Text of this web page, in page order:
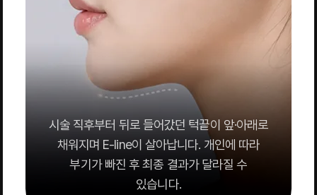
시술 직후부터 뒤로 들어갔던 턱끝이 앞·아래로
채워지며 E-line이 살아납니다. 개인에 따라
부기가 빠진 후 최종 결과가 달라질 수
있습니다.